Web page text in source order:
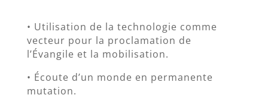
• Utilisation de la technologie comme
vecteur pour la proclamation de
l’Évangile et la mobilisation.
• Écoute d’un monde en permanente
mutation.